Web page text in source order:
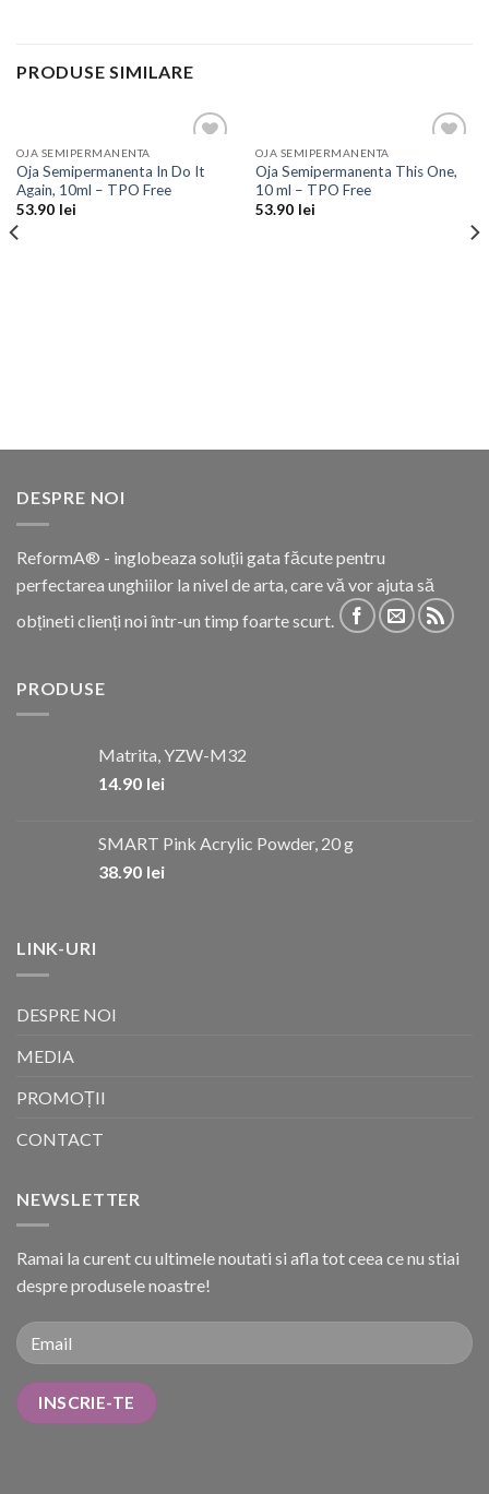
PRODUSE SIMILARE
Wishlist
OJA SEMIPERMANENTA
Oja Semipermanenta In Do It
Again, 10ml – TPO Free
53.90 lei
Wishlist
OJA SEMIPERMANENTA
Oja Semipermanenta This One,
10 ml – TPO Free
53.90 lei
DESPRE NOI
ReformA® - inglobeaza soluții gata făcute pentru
perfectarea unghiilor la nivel de arta, care vă vor ajuta să
obțineti clienți noi într-un timp foarte scurt.
PRODUSE
Matrita, YZW-M32
14.90 lei
SMART Pink Acrylic Powder, 20 g
38.90 lei
LINK-URI
DESPRE NOI
MEDIA
PROMOȚII
CONTACT
NEWSLETTER
Ramai la curent cu ultimele noutati si afla tot ceea ce nu stiai
despre produsele noastre!